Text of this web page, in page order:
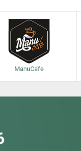
ManuCafe